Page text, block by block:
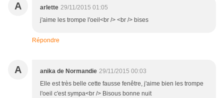
A arlette 29/11/2015 01:05
j'aime les trompe l'oeil<br /> <br /> bises
Répondre
A anika de Normandie 29/11/2015 00:03
Elle est très belle cette fausse fenêtre, j'aime bien les trompe
l'oeil c'est sympa<br /> Bisous bonne nuit